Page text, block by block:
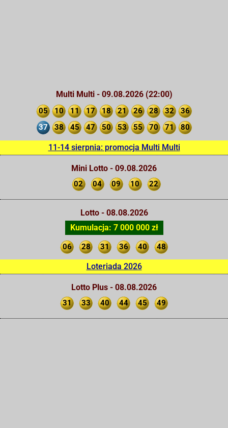
Multi Multi - 09.08.2026 (22:00)
05 10 11 17 18 21 26 28 32
36
37
38 45 47 50 53 55 70 71 80
11-14 sierpnia: promocja Multi Multi
Mini Lotto - 09.08.2026
02 04 09 10 22
Lotto - 08.08.2026
Kumulacja: 7 000 000 zł
06 28 31 36 40 48
Loteriada 2026
Lotto Plus - 08.08.2026
31 33 40 44 45 49